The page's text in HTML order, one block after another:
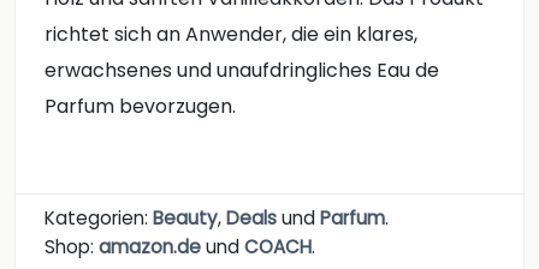
richtet sich an Anwender, die ein klares,
erwachsenes und unaufdringliches Eau de
Parfum bevorzugen.
Kategorien: Beauty,DealsundParfum.
Shop: amazon.deundCOACH.